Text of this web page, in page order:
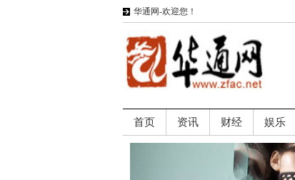
华通网-欢迎您！
首页 资讯 财经 娱乐